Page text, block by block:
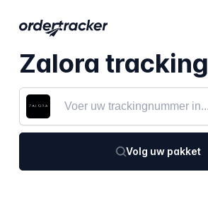
Zalora tracking
Volg uw pakket